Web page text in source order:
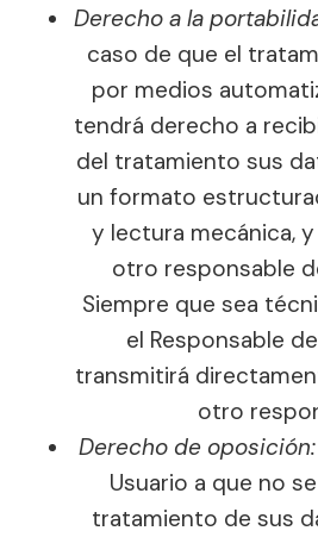
Derecho a la
caso de que el
por medios
tendrá derecho a
del tratamiento sus
un formato
y lectura mecánica,
otro responsable
Siempre que sea
el Responsable
transmitirá
otro
Derecho de oposición:
Usuario a que no
tratamiento de sus